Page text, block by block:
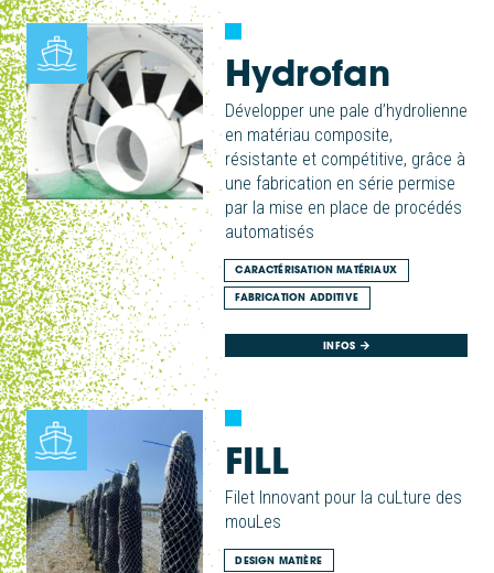
Hydrofan
Développer une pale d’hydrolienne
en matériau composite,
résistante et compétitive, grâce à
une fabrication en série permise
par la mise en place de procédés
automatisés
CARACTÉRISATION MATÉRIAUX
FABRICATION ADDITIVE
INFOS
FILL
Filet Innovant pour la cuLture des
mouLes
DESIGN MATIÈRE